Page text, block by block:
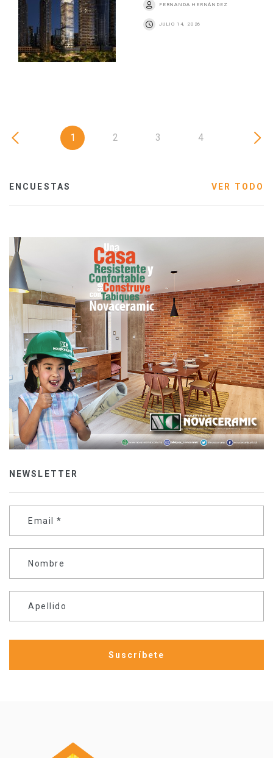
FERNANDA HERNÁNDEZ
JULIO 14, 2026
1 2 3 4
ENCUESTAS VER TODO
NEWSLETTER
Email *
Nombre
Apellido